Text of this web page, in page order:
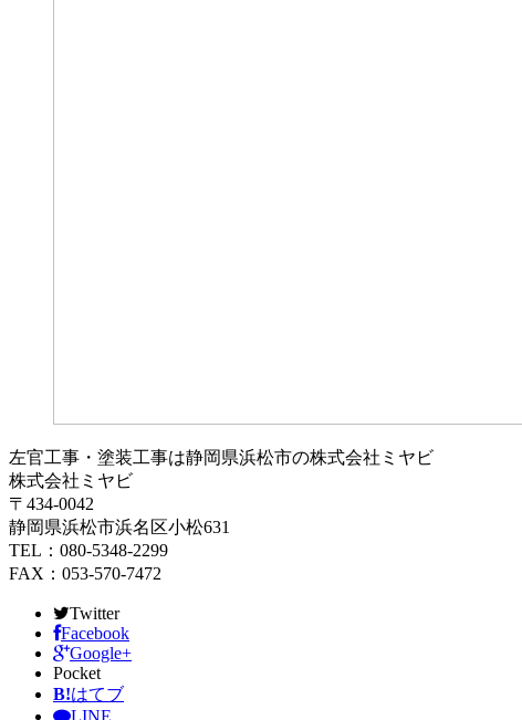
左官工事・塗装工事は静岡県浜松市の株式会社ミヤビ
株式会社ミヤビ
〒434-0042
静岡県浜松市浜名区小松631
TEL：080-5348-2299
FAX：053-570-7472
Twitter
Facebook
Google+
Pocket
B!はてブ
LINE